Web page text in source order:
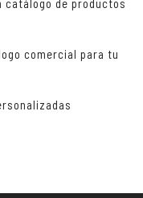
catálogo de productos
comercial para tu